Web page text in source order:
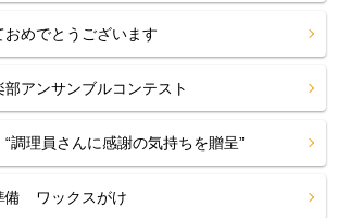
おめでとうございます
アンサンブルコンテスト
理員さんに感謝の気持ちを贈呈”
備 ワックスがけ